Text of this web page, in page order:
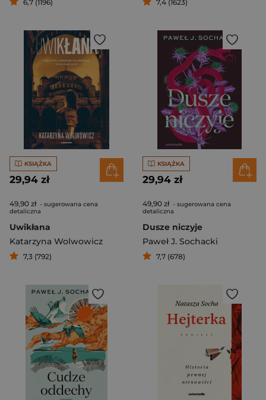
6,7 (1196) 7,4 (1623)
KSIĄŻKA
29,94 zł
49,90 zł - sugerowana cena
detaliczna
Uwikłana
Katarzyna Wolwowicz
7,3 (792)
KSIĄŻKA
29,94 zł
49,90 zł - sugerowana cena
detaliczna
Dusze niczyje
Paweł J. Sochacki
7,7 (678)